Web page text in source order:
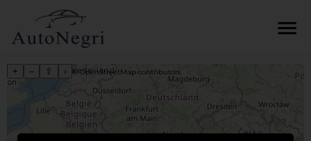
+ – ⇧ › ©OpenStreetMap contributors.